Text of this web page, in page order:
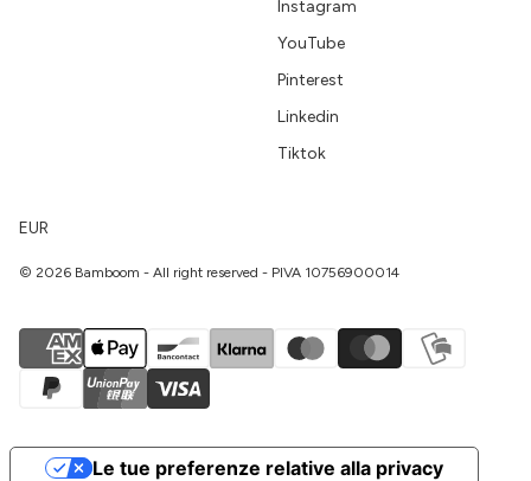
Instagram
YouTube
Pinterest
Linkedin
Tiktok
EUR
© 2026 Bamboom - All right reserved - PIVA 10756900014
Le tue preferenze relative alla privacy